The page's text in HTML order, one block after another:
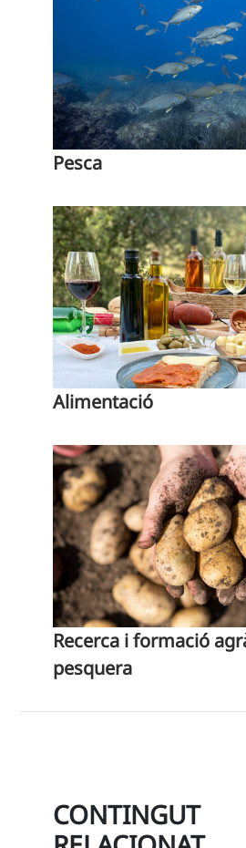
Pesca
Alimentació
Recerca i formació
pesquera
CONTINGUT